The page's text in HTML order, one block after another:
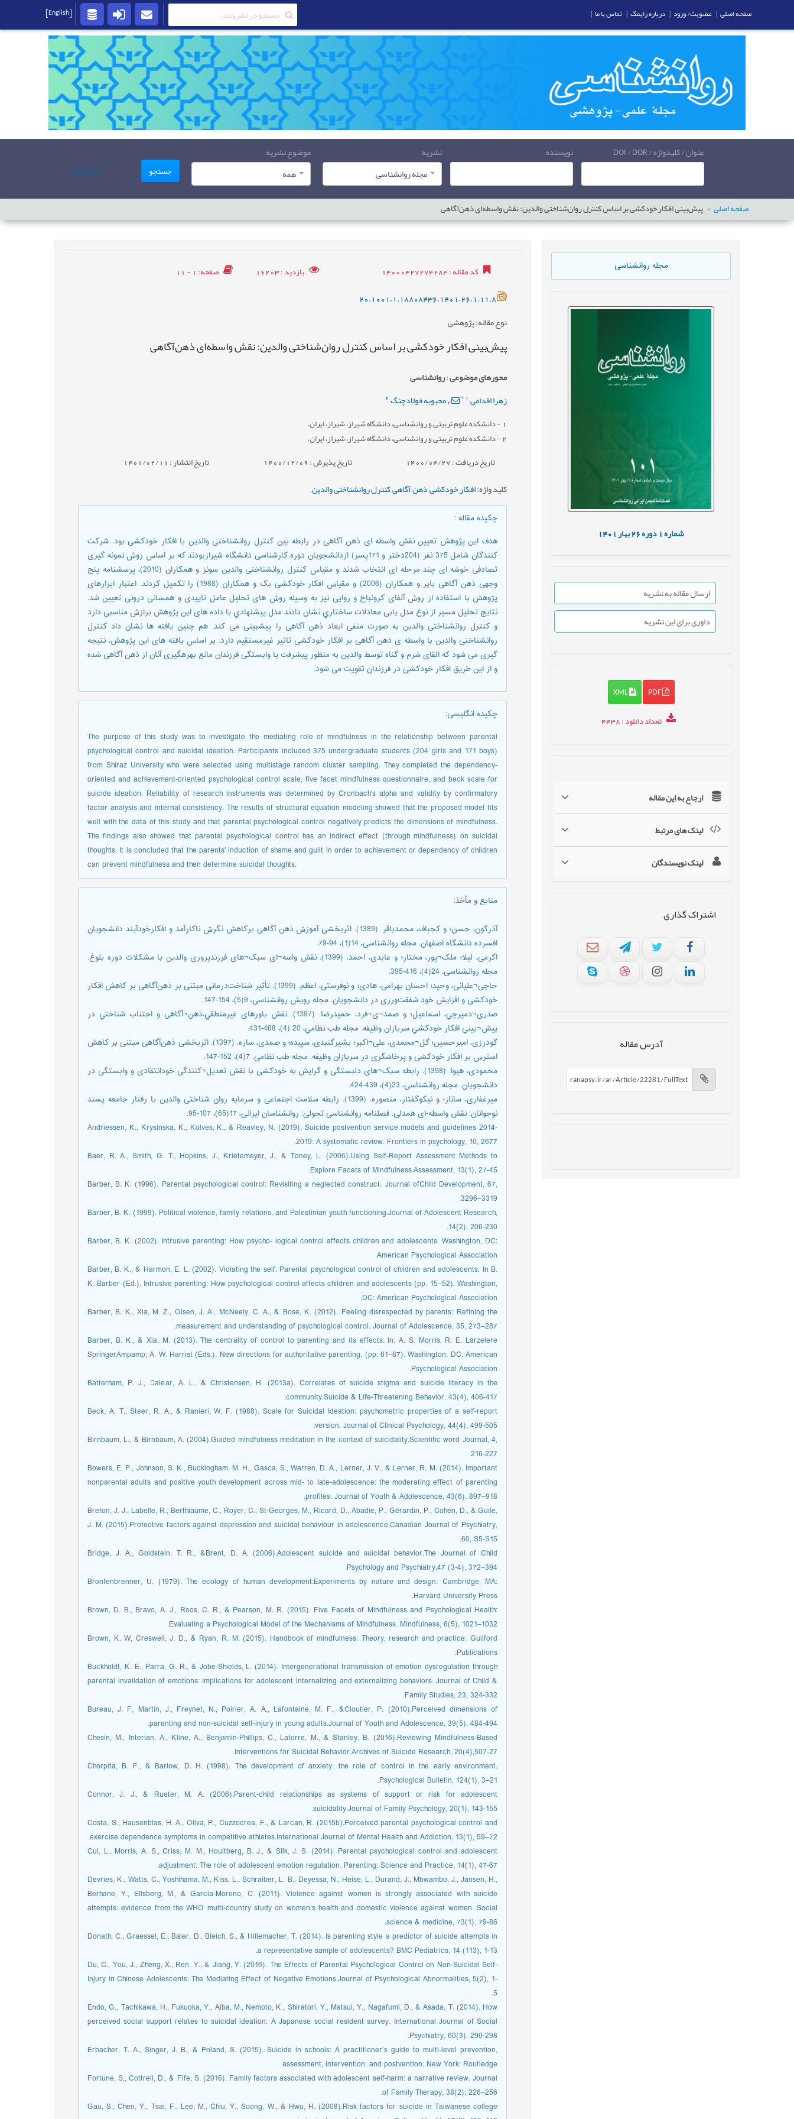
عنوان / کلیدواژه / DOI / DOR نویسنده
نشریه
مجله روانشناسی
موضوع نشریه
همه
جستجو پیشرفته
صفحه اصلی پیش‌بینی افکار خودکشی بر اساس کنترل روان‌شناختی والدین: نقش واسطه‌ای ذهن‌آگاهی
مجله روانشناسی
شماره دوره بهار1401
ارسال مقاله به نشریه
داوری برای این نشریه
PDF
XML
تعداد دانلود: 4438
ارجاع به این مقاله
لینک های مرتبط
لینک نویسندگان
اشتراک گذاری
آدرس مقاله
کد مقاله: 14000427274284 بازدید: 16203 صفحه: 1 - 11
20.1001.1.18808436.1401.26.1.11.8
نوع مقاله: پژوهشی
پیش‌بینی افکار خودکشی بر اساس کنترل روان‌شناختی والدین: نقش واسطه‌ای ذهن‌آگاهی
محورهای موضوعی:روانشناسی
زهرا اقدامی 1
*
,محبوبه فولادچنگ2
1 - دانشکده علوم تربیتی و روانشناسی، دانشگاه شیراز، شیراز، ایران.
2- دانشکده علوم تربیتی و روانشناسی، دانشگاه شیراز، شیراز، ایران.
تاریخ دریافت : 1400/04/27 تاریخ پذیرش : 1400/12/09 تاریخ انتشار : 1401/02/11
کلید واژه:افکار خودکشی,ذهن آگاهی,کنترل روانشناختی والدین,
چکیده مقاله:
هدف این پژوهش تعیین نقش واسطه ای ذهن آگاهی در رابطه بین کنترل روانشناختی والدین با افکار خودکشی بود. شرکت
کنندگان شامل 375 نفر (204دختر و 171پسر) ازدانشجویان دوره کارشناسی دانشگاه شیرازبودند که بر اساس روش نمونه گیری
تصادفی خوشه ای چند مرحله ای انتخاب شدند و مقیاس کنترل روانشناختی والدین سونز و همکاران (2010)، پرسشنامه پنج
وجهی ذهن آگاهی بایر و همکاران (2006) و مقیاس افکار خودکشی بک و همکاران (1988) را تکمیل کردند. اعتبار ابزارهای
پژوهش با استفاده از روش آلفای کرونباخ و روایی نیز به وسیله روش های تحلیل عامل تاییدی و همسانی درونی تعیین شد.
نتایج تحلیل مسیر از نوع مدل یابی معادلات ساختاري نشان دادند مدل پیشنهادي با داده های این پژوهش برازش مناسبی دارد
و کنترل روانشناختی والدین به صورت منفی ابعاد ذهن آگاهی را پیش‏بینی می کند. هم چنین یافته ها نشان داد کنترل
روانشناختی والدین با واسطه ی ذهن آگاهی بر افکار خودکشی تاثیر غیرمستقیم دارد. بر اساس یافته های این پژوهش، نتیجه
گیری می شود که القای شرم و گناه توسط والدین به منظور پیشرفت یا وابستگی فرزندان مانع بهره‏گیری آنان از ذهن آگاهی شده
و از این طریق افکار خودکشی در فرزندان تقویت می شود.
چکیده انگلیسی:
The purpose of this study was to investigate the mediating role of mindfulness in the relationship between parental
psychological control and suicidal ideation. Participants included 375 undergraduate students (204 girls and 171 boys)
from Shiraz University who were selected using multistage random cluster sampling. They completed the dependency-
oriented and achievement-oriented psychological control scale, five facet mindfulness questionnaire, and beck scale for
suicide ideation. Reliability of research instruments was determined by Cronbach's alpha and validity by confirmatory
factor analysis and internal consistency. The results of structural equation modeling showed that the proposed model fits
well with the data of this study and that parental psychological control negatively predicts the dimensions of mindfulness.
The findings also showed that parental psychological control has an indirect effect (through mindfulness) on suicidal
thoughts. It is concluded that the parents' induction of shame and guilt in order to achievement or dependency of children
can prevent mindfulness and then determine suicidal thoughts.
منابع و مأخذ:
آذرگون، حسن؛ و کجباف، محمدباقر. (1389). اثربخشی آموزش ذهن آگاهی برکاهش نگرش ناکارآمد و افکارخودآیند دانشجویان
افسرده دانشگاه اصفهان. مجله روانشناسی، 14(1)، 94-79.
اکرمی، لیلا؛ ملک¬پور، مختار؛ و عابدی، احمد. (1399). نقش واسه¬ای سبک¬های فرزندپروری والدین با مشکلات دوره بلوغ.
مجله روانشناسی، 24(4)، 416-395.
حاجی¬علیانی، وحید؛ احسان بهرامی، هادی؛ و نوفرستی، اعظم. (1399). تأثیر شناخت‌درمانی مبتنی بر ذهن‌آگاهی بر کاهش افکار
خودکشی و افزایش خود شفقت‌ورزی در دانشجویان. مجله رویش روانشناسی، 9(5)، 154-147.
صدری¬دمیرچي، اسماعیل؛ و صمد¬ی¬فرد، حمیدرضا. (1397). نقش باورهای غیرمنطقي،ذهن¬آگاهی و اجتناب شناختي در
پیش¬بیني افکار خودکشي سربازان وظیفه. مجله طب نظامي، 20 (4)، 468-431.
گودرزی، امیرحسین؛ گل¬محمدی، علی¬اکبر؛ بشیرگنبدی، سپیده؛ و صمدی، ساره. (1397). اثربخشی ذهن‌آگاهی مبتنی بر کاهش
استرس بر افکار خودکشی و پرخاشگری در سربازان وظیفه. مجله طب نظامی. 7(4)، 152-147.
محمودی، هیوا. (1398). رابطه سبک¬های دلبستگی و گرایش به خودکشی با نقش تعدیل¬کنندگی خودانتقادی و وابستگی در
دانشجویان. مجله روانشناسی، 23(4)، 439-424.
میرغفاری، ساناز؛ و نیکوگفتار، منصوره. (1399). رابطه سلامت اجتماعی و سرمایه روان ‌شناختی والدین با رفتار جامعه ‌پسند
نوجوانان: نقش واسطه-‌ای همدلی. فصلنامه روانشناسی تحولی: روانشناسان ايرانی، 17(65)، 107-95.
Andriessen, K., Krysinska, K., Kolves, K., & Reavley, N. (2019). Suicide postvention service models and guidelines 2014-
2019: A systematic review. Frontiers in psychology, 10, 2677.
Baer, R. A., Smith, G. T., Hopkins, J., Krietemeyer, J., & Toney, L. (2006).Using Self-Report Assessment Methods to
Explore Facets of Mindfulness.Assessment, 13(1), 27-45.
Barber, B. K. (1996). Parental psychological control: Revisiting a neglected construct. Journal ofChild Development, 67,
3296–3319.
Barber, B. K. (1999). Political violence, family relations, and Palestinian youth functioning.Journal of Adolescent Research,
14(2), 206-230.
Barber, B. K. (2002). Intrusive parenting: How psycho- logical control affects children and adolescents. Washington, DC:
American Psychological Association.
Barber, B. K., & Harmon, E. L. (2002). Violating the self: Parental psychological control of children and adolescents. In B.
K. Barber (Ed.), Intrusive parenting: How psychological control affects children and adolescents (pp. 15–52). Washington,
DC: American Psychological Association.
Barber, B. K., Xia, M. Z., Olsen, J. A., McNeely, C. A., & Bose, K. (2012). Feeling disrespected by parents: Refining the
measurement and understanding of psychological control. Journal of Adolescence, 35, 273–287.
Barber, B. K., & Xia, M. (2013). The centrality of control to parenting and its effects. In: A. S. Morris, R. E. Larzelere
SpringerAmpamp; A. W. Harrist (Eds.), New directions for authoritative parenting. (pp. 61–87). Washington, DC: American
Psychological Association.
Batterham, P. J., Calear, A. L., & Christensen, H. (2013a). Correlates of suicide stigma and suicide literacy in the
community.Suicide & Life-Threatening Behavior, 43(4), 406-417.
Beck, A. T., Steer, R. A., & Ranieri, W. F. (1988). Scale for Suicidal Ideation: psychometric properties of a self-report
version. Journal of Clinical Psychology, 44(4), 499-505.
Birnbaum, L., & Birnbaum, A. (2004).Guided mindfulness meditation in the context of suicidality.Scientific word Journal, 4,
216-227.
Bowers, E. P., Johnson, S. K., Buckingham, M. H., Gasca, S., Warren, D. A., Lerner, J. V., & Lerner, R. M. (2014). Important
nonparental adults and positive youth development across mid- to late-adolescence: the moderating effect of parenting
profiles. Journal of Youth & Adolescence, 43(6), 897–918.
Breton, J. J., Labelle, R., Berthiaume, C., Royer, C., St-Georges, M., Ricard, D., Abadie, P., Gérardin, P., Cohen, D., &.Guile,
J. M. (2015).Protective factors against depression and suicidal behaviour in adolescence.Canadian Journal of Psychiatry,
60, S5-S15.
Bridge, J. A., Goldstein, T. R., &Brent, D. A. (2006).Adolescent suicide and suicidal behavior.The Journal of Child
Psychology and Psychiatry,47 (3-4), 372–394.
Bronfenbrenner, U. (1979). The ecology of human development:Experiments by nature and design. Cambridge, MA:
Harvard University Press.
Brown, D. B., Bravo, A. J., Roos, C. R., & Pearson, M. R. (2015). Five Facets of Mindfulness and Psychological Health:
Evaluating a Psychological Model of the Mechanisms of Mindfulness. Mindfulness, 6(5), 1021–1032.
Brown, K. W, Creswell, J. D., & Ryan, R. M. (2015). Handbook of mindfulness: Theory, research and practice: Guilford
Publications.
Buckholdt, K. E., Parra, G. R., & Jobe-Shields, L. (2014). Intergenerational transmission of emotion dysregulation through
parental invalidation of emotions: Implications for adolescent internalizing and externalizing behaviors. Journal of Child &
Family Studies, 23, 324-332.
Bureau, J. F, Martin, J., Freynet, N., Poirier, A. A., Lafontaine, M. F., &Cloutier, P. (2010).Perceived dimensions of
parenting and non-suicidal self-injury in young adults.Journal of Youth and Adolescence, 39(5), 484-494.
Chesin, M., Interian, A., Kline, A., Benjamin-Phillips, C., Latorre, M., & Stanley, B. (2016).Reviewing Mindfulness-Based
Interventions for Suicidal Behavior.Archives of Suicide Research, 20(4),507-27.
Chorpita, B. F., & Barlow, D. H. (1998). The development of anxiety: the role of control in the early environment.
Psychological Bulletin, 124(1), 3–21.
Connor, J. J., & Rueter, M. A. (2006).Parent-child relationships as systems of support or risk for adolescent
suicidality.Journal of Family Psychology, 20(1), 143-155.
Costa, S., Hausenblas, H. A., Oliva, P., Cuzzocrea, F., & Larcan, R. (2015b).Perceived parental psychological control and
exercise dependence symptoms in competitive athletes.International Journal of Mental Health and Addiction, 13(1), 59–72.
Cui, L., Morris, A. S., Criss, M. M., Houltberg, B. J., & Silk, J. S. (2014). Parental psychological control and adolescent
adjustment: The role of adolescent emotion regulation. Parenting: Science and Practice, 14(1), 47-67.
Devries, K., Watts, C., Yoshihama, M., Kiss, L., Schraiber, L. B., Deyessa, N., Heise, L., Durand, J., Mbwambo, J., Jansen, H.,
Berhane, Y., Ellsberg, M., & Garcia-Moreno, C. (2011). Violence against women is strongly associated with suicide
attempts: evidence from the WHO multi-country study on women’s health and domestic violence against women. Social
science & medicine, 73(1), 79-86.
Donath, C., Graessel, E., Baier, D., Bleich, S., & Hillemacher, T. (2014). Is parenting style a predictor of suicide attempts in
a representative sample of adolescents? BMC Pediatrics, 14 (113), 1-13.
Du, C., You, J., Zheng, X., Ren, Y., & Jiang, Y. (2016). The Effects of Parental Psychological Control on Non-Suicidal Self-
Injury in Chinese Adolescents: The Mediating Effect of Negative Emotions.Journal of Psychological Abnormalities, 5(2), 1-
5.
Endo, G., Tachikawa, H., Fukuoka, Y., Aiba, M., Nemoto, K., Shiratori, Y., Matsui, Y., Nagafumi, D., & Asada, T. (2014). How
perceived social support relates to suicidal ideation: A Japanese social resident survey. International Journal of Social
Psychiatry, 60(3), 290-298.
Erbacher, T. A., Singer, J. B., & Poland, S. (2015). Suicide in schools: A practitioner’s guide to multi-level prevention,
assessment, intervention, and postvention. New York: Routledge
Fortune, S., Cottrell, D., & Fife, S. (2016). Family factors associated with adolescent self-harm: a narrative review. Journal
of Family Therapy, 38(2), 226–256.
Gau, S., Chen, Y., Tsai, F., Lee, M., Chiu, Y., Soong, W., & Hwu, H. (2008).Risk factors for suicide in Taiwanese college
صفحه اصلی | عضویت/ ورود | درباره رایمگ | تماس با ما |
[English]